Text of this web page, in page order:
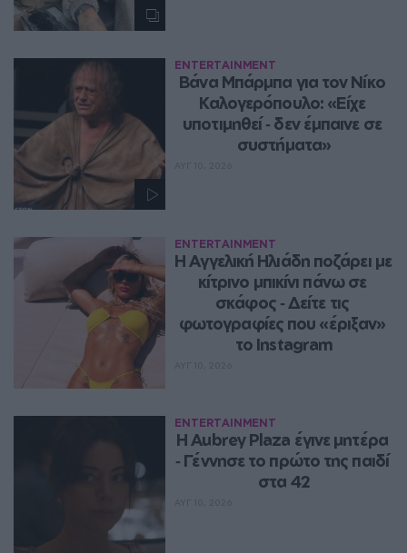
ENTERTAINMENT
Βάνα Μπάρμπα για τον Νίκο
Καλογερόπουλο: «Είχε
υποτιμηθεί ‑ δεν έμπαινε σε
συστήματα»
ENTERTAINMENT
Η Αγγελική Ηλιάδη ποζάρει με
κίτρινο μπικίνι πάνω σε
σκάφος ‑ Δείτε τις
φωτογραφίες που «έριξαν»
το Instagram
ENTERTAINMENT
Η Aubrey Plaza έγινε μητέρα
‑ Γέννησε το πρώτο της παιδί
στα 42